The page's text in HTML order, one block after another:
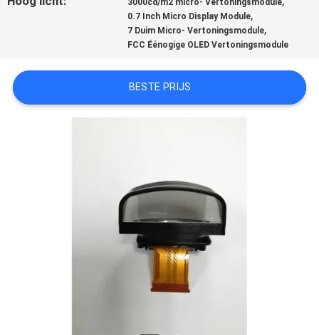
SHOPPING
SITEMAP
PRIVACYBELEID
3000cd/m2 micro- Vertoningsmodule
0.7 Inch Micro Display Module,
7 Duim Micro- Vertoningsmodule,
FCC Éénogige OLED Vertoningsmodule
BESTE PRIJS